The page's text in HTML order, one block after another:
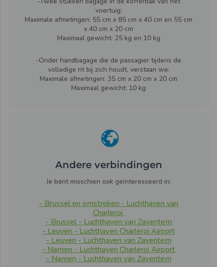
voertuig:
Maximale afmetingen: 55 cm x 85 cm x 40 cm en 55 cm
x 40 cm x 20 cm
Maximaal gewicht: 25 kg en 10 kg
-Onder handbagage die de passagier tijdens de
volledige rit bij zich houdt, verstaan we:
Maximale afmetingen: 35 cm x 20 cm x 20 cm
Maximaal gewicht: 10 kg
Andere verbindingen
Je bent misschien ook geïnteresseerd in:
- Brussel en omstreken - Luchthaven van
Charleroi
- Brussel - Luchthaven van Zaventem
- Leuven - Luchthaven Charleroi Airport
- Leuven - Luchthaven van Zaventem
- Namen - Luchthaven Charleroi Airport
- Namen - Luchthaven van Zaventem